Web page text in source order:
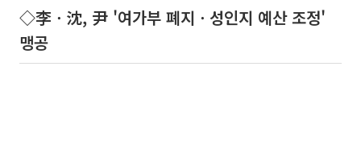
◇李ㆍ沈, 尹 '여가부 폐지ㆍ성인지 예산 조정'
맹공